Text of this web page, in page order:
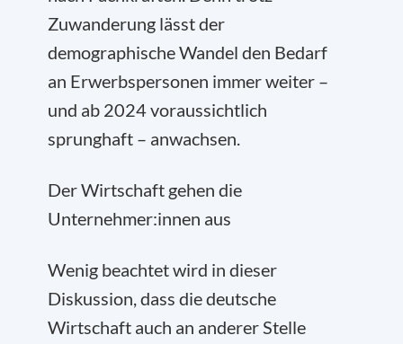
Zuwanderung lässt der
demographische Wandel den Bedarf
an Erwerbspersonen immer weiter –
und ab 2024 voraussichtlich
sprunghaft – anwachsen.
Der Wirtschaft gehen die
Unternehmer:innen aus
Wenig beachtet wird in dieser
Diskussion, dass die deutsche
Wirtschaft auch an anderer Stelle